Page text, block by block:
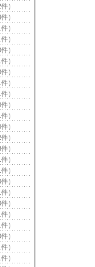
件）
件）
件）
件）
件）
件）
件）
件）
件）
件）
件）
件）
件）
件）
件）
件）
件）
件）
件）
件）
件）
件）
件）
件）